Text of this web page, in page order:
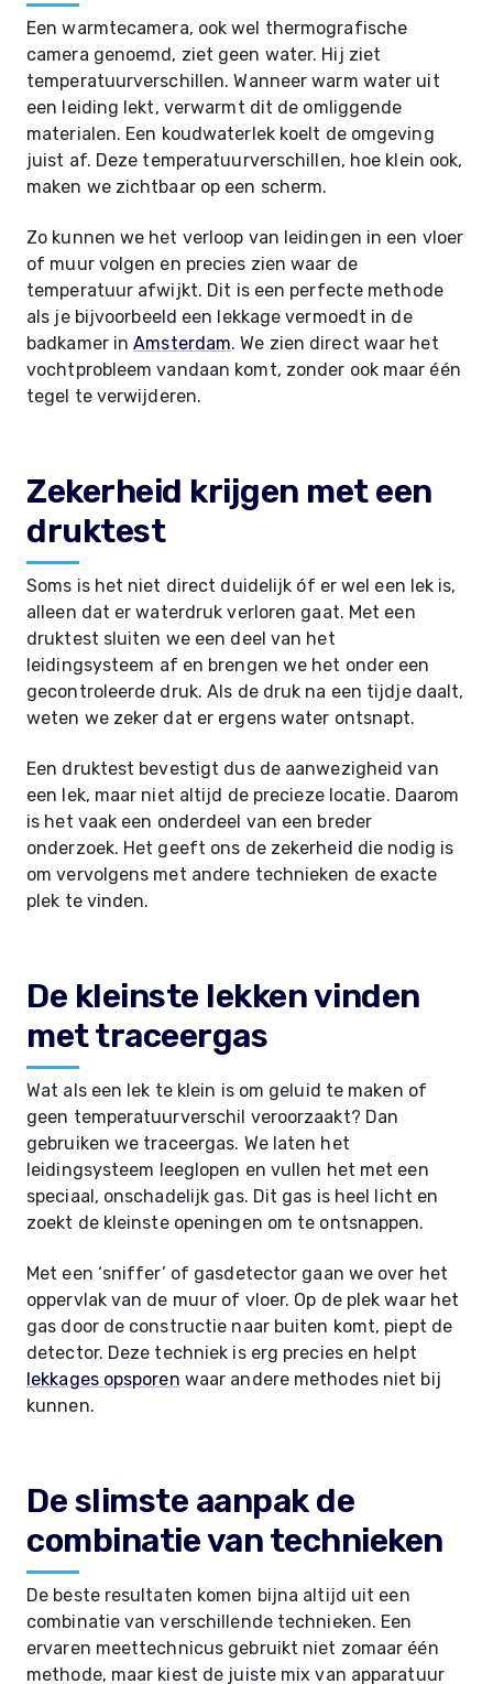
Een warmtecamera, ook wel thermografische
camera genoemd, ziet geen water. Hij ziet
temperatuurverschillen. Wanneer warm water uit
een leiding lekt, verwarmt dit de omliggende
materialen. Een koudwaterlek koelt de omgeving
juist af. Deze temperatuurverschillen, hoe klein ook,
maken we zichtbaar op een scherm.
Zo kunnen we het verloop van leidingen in een vloer
of muur volgen en precies zien waar de
temperatuur afwijkt. Dit is een perfecte methode
als je bijvoorbeeld een lekkage vermoedt in de
badkamer inAmsterdam. We zien direct waar het
vochtprobleem vandaan komt, zonder ook maar één
tegel te verwijderen.
Zekerheid krijgen met een
druktest
Soms is het niet direct duidelijk óf er wel een lek is,
alleen dat er waterdruk verloren gaat. Met een
druktest sluiten we een deel van het
leidingsysteem af en brengen we het onder een
gecontroleerde druk. Als de druk na een tijdje daalt,
weten we zeker dat er ergens water ontsnapt.
Een druktest bevestigt dus de aanwezigheid van
een lek, maar niet altijd de precieze locatie. Daarom
is het vaak een onderdeel van een breder
onderzoek. Het geeft ons de zekerheid die nodig is
om vervolgens met andere technieken de exacte
plek te vinden.
De kleinste lekken vinden
met traceergas
Wat als een lek te klein is om geluid te maken of
geen temperatuurverschil veroorzaakt? Dan
gebruiken we traceergas. We laten het
leidingsysteem leeglopen en vullen het met een
speciaal, onschadelijk gas. Dit gas is heel licht en
zoekt de kleinste openingen om te ontsnappen.
Met een ‘sniffer’ of gasdetector gaan we over het
oppervlak van de muur of vloer. Op de plek waar het
gas door de constructie naar buiten komt, piept de
detector. Deze techniek is erg precies en helpt
lekkages opsporen waar andere methodes niet bij
kunnen.
De slimste aanpak de
combinatie van technieken
De beste resultaten komen bijna altijd uit een
combinatie van verschillende technieken. Een
ervaren meettechnicus gebruikt niet zomaar één
methode, maar kiest de juiste mix van apparatuur